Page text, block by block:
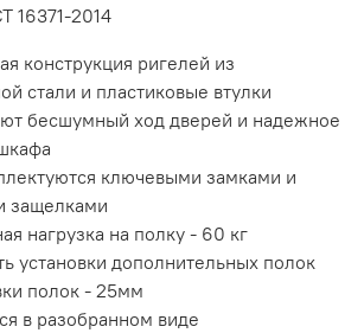
16371-2014
конструкция ригелей из
стали и пластиковые втулки
бесшумный ход дверей и надежное
ключевыми замками и
защелками
нагрузка на полку - 60 кг
установки дополнительных полок
полок - 25мм
в разобранном виде